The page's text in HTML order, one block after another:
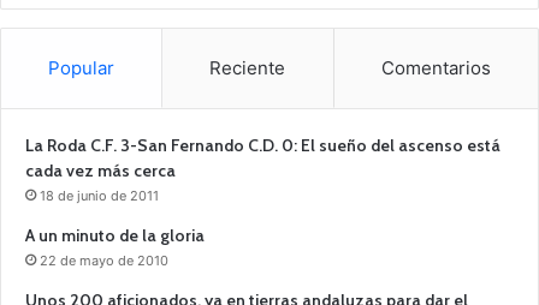
Popular Reciente Comentarios
La Roda C.F. 3-San Fernando C.D. 0: El sueño del ascenso está
cada vez más cerca
18 de junio de 2011
A un minuto de la gloria
22 de mayo de 2010
Unos 200 aficionados, ya en tierras andaluzas para dar el